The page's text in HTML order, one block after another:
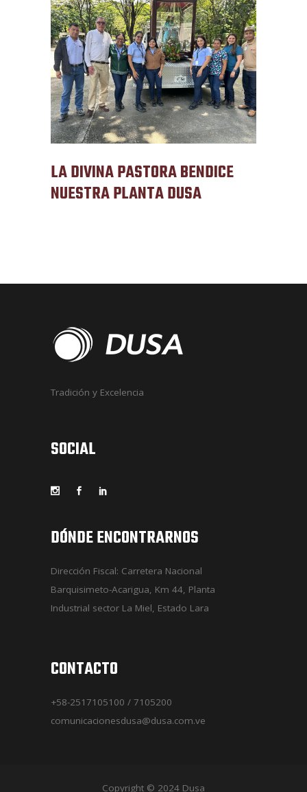
LA DIVINA PASTORA BENDICE
NUESTRA PLANTA DUSA
Tradición y Excelencia
SOCIAL
DÓNDE ENCONTRARNOS
Dirección Fiscal: Carretera Nacional
Barquisimeto-Acarigua, Km 44, Planta
Industrial sector La Miel, Estado Lara
CONTACTO
+58-2517105100 / 7105200
comunicacionesdusa@dusa.com.ve
Copyright © 2024 Dusa